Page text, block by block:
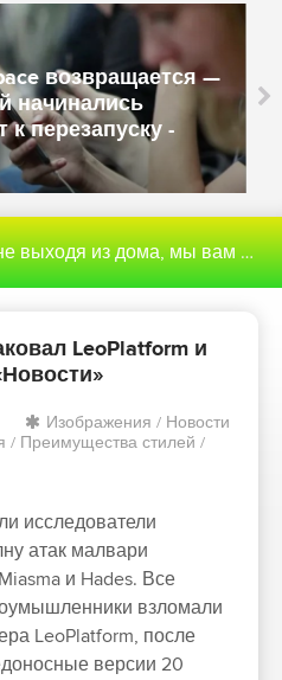
возвращается —
начинались
к перезапуску -
мы вам поможем с этим разобраться
LeoPlatform и
Изображения / Новости
/ Преимущества стилей /
исследователи
атак малвари
и Hades. Все
взломали
LeoPlatform, после
версии 20